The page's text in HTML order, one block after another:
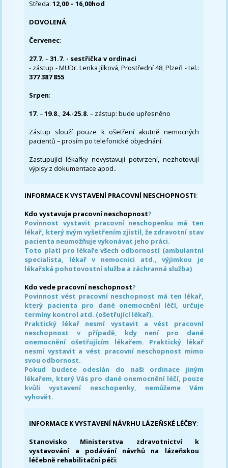
Středa:12,00 – 16,00hod
DOVOLENÁ:
Červenec:
27.7.–31.7. - sestřička v ordinaci
- zástup - MUDr. Lenka Jílková, Prostřední 48, Plzeň - tel.:
377 387 855
Srpen:
17. –19.8., 24.-25.8. – zástup: bude upřesněno
Zástup slouží pouze k ošetření akutně nemocných
pacientů – prosím po telefonické objednání.
Zastupující lékařky nevystavují potvrzení, nezhotovují
výpisy z dokumentace apod..
INFORMACE K VYSTAVENÍ PRACOVNÍ NESCHOPNOSTI:
Kdo vystavuje pracovní neschopnost?
Povinnost vystavit pracovní neschopenku má ten
lékař, který svým vyšetřením zjistil, že zdravotní stav
pacienta neumožňuje vykonávat jeho práci.
Toto platí pro lékaře všech odborností (ambulantní
specialista, lékař v nemocnici atd., výjimkou je
lékařská pohotovostní služba a záchranná služba)
Kdo vede pracovní neschopnost?
Povinnost vést pracovní neschopnost má ten lékař,
který pacienta pro dané onemocnění léčí, určuje
termíny kontrol atd. (ošetřující lékař).
Praktický lékař nesmí vystavit a vést pracovní
neschopnost v případě, kdy není pro dané
onemocnění ošetřujícím lékařem. Praktický lékař
nesmí vystavit a vést pracovní neschopnost mimo
svou odbornost.
Pokud budete odeslán do naši ordinace jiným
lékařem, který Vás pro dané onemocnění léčí, pouze
kvůli vystavení neschopenky, nemůžeme Vám
vyhovět.
INFORMACE K VYSTAVENÍ NÁVRHU LÁZEŇSKÉ LÉČBY:
Stanovisko Ministerstva zdravotnictví k
vystavování a podávání návrhů na lázeňskou
léčebně rehabilitační péči: